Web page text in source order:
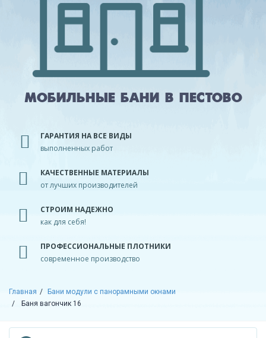
МОБИЛЬНЫЕ БАНИ В ПЕСТОВО
ГАРАНТИЯ НА ВСЕ ВИДЫ
выполненных работ
КАЧЕСТВЕННЫЕ МАТЕРИАЛЫ
от лучших производителей
СТРОИМ НАДЕЖНО
как для себя!
ПРОФЕССИОНАЛЬНЫЕ ПЛОТНИКИ
современное производство
Главная
Бани модули с панорамными окнами
Баня вагончик 16